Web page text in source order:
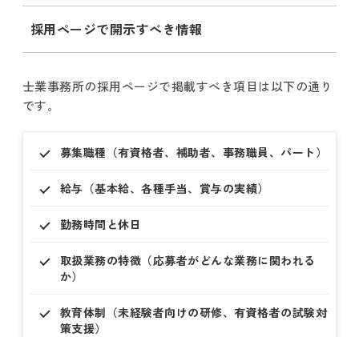
採用ページで開示すべき情報
士業事務所の採用ページで掲載すべき項目は以下の通り
です。
募集職種（有資格者、補助者、事務職員、パート）
給与（基本給、各種手当、賞与の実績）
勤務時間と休日
取扱業務の特徴（応募者がどんな業務に関われる
か）
教育体制（未経験者向けの研修、有資格者の試験対
策支援）